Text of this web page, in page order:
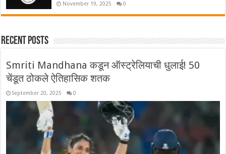
November 19, 2025 0
Recent Posts
Smriti Mandhana कडून ऑस्ट्रेलियाची धुलाई! 50
चेंडूत ठोकले ऐतिहासिक शतक
September 20, 2025 0